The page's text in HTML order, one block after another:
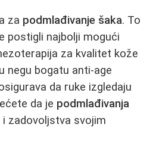
za podmlađivanje šaka. To
postigli najbolji mogući
za kvalitet kože
negu bogatu anti-age
da ruke izgledaju
da je podmlađivanja
zadovoljstva svojim